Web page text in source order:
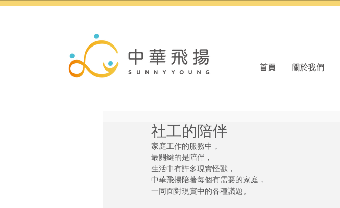
首頁 關於我們
社工的陪伴
家庭工作的服務中，
最關鍵的是陪伴，
生活中有許多現實怪獸，
中華飛揚陪著每個有需要的家庭，
一同面對現實中的各種議題。